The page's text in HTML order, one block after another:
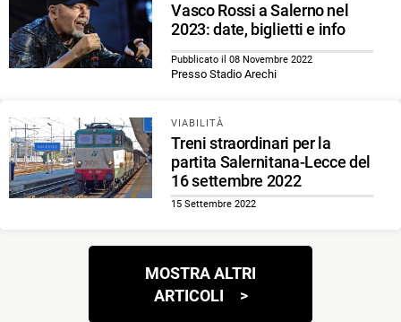
Vasco Rossi a Salerno nel
2023: date, biglietti e info
Pubblicato il 08 Novembre 2022
Presso Stadio Arechi
VIABILITÀ
Treni straordinari per la
partita Salernitana-Lecce del
16 settembre 2022
15 Settembre 2022
Navigazione
articoli
MOSTRA ALTRI
ARTICOLI